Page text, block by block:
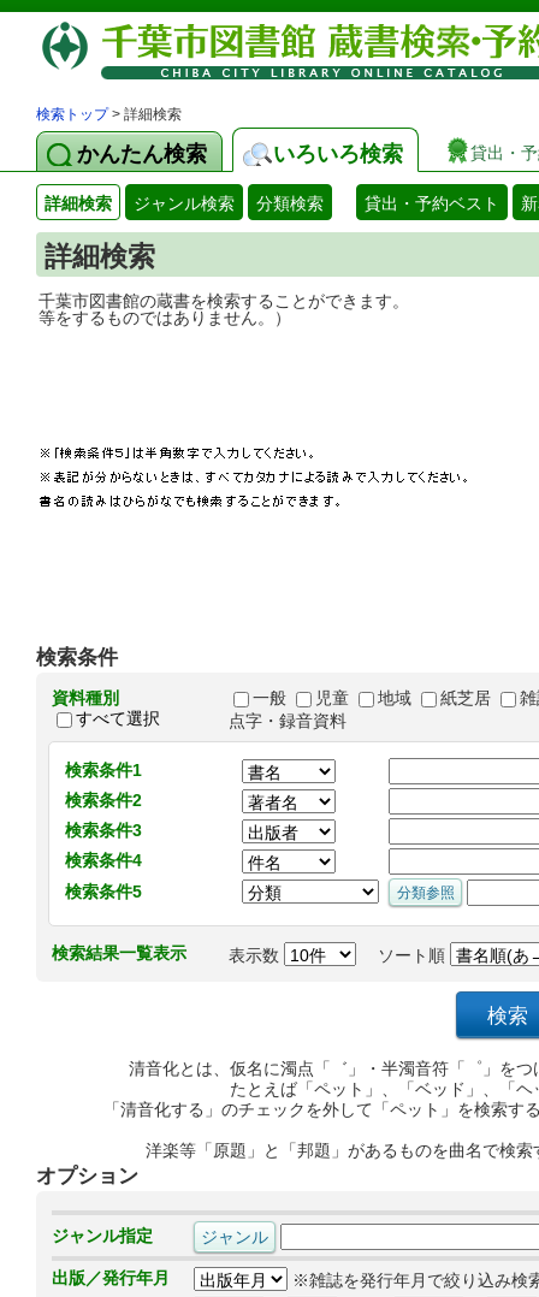
検索トップ> 詳細検索
かんたん検索 いろいろ検索 貸出・
詳細検索 ジャンル検索 分類検索 貸出・予約ベスト
詳細検索
千葉市図書館の蔵書を検索することがで
等をするものではありません。）
検索条件
資料種別
すべて選択
一般 児童 地域 紙芝居
点字・録音資料
検索条件1
検索条件2
検索条件3
検索条件4
検索条件5
検索結果一覧表示 表示数 ソート順
清音化とは、仮名に濁点「゛」・半濁音符「゜」を
たとえば「ペット」、「ベッド」、「
「清音化する」のチェックを外して「ペット」を検索
洋楽等「原題」と「邦題」があるものを曲名で検
オプション
ジャンル指定
出版／発行年月
※雑誌を発行年月で絞り込み検